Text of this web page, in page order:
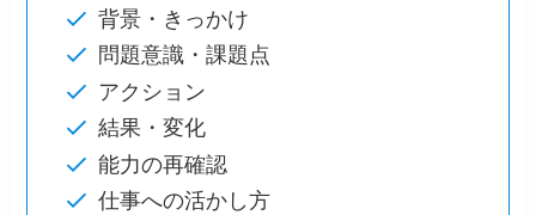
背景・きっかけ
問題意識・課題点
アクション
結果・変化
能力の再確認
仕事への活かし方